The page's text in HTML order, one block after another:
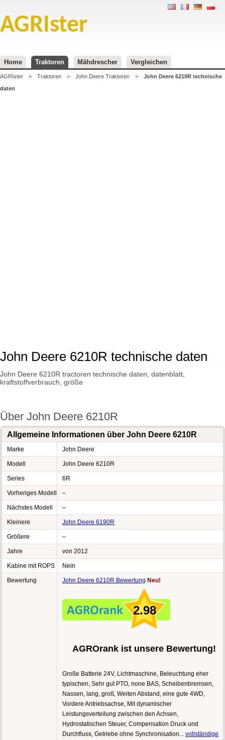
AGRIster
Home Traktoren Mähdrescher Vergleichen
AGRIster > Traktoren > John Deere Traktoren >
John Deere 6210R technische
daten
John Deere 6210R technische daten
John Deere 6210R tractoren technische daten, datenblatt,
kraftstoffverbrauch, größe
Über John Deere 6210R
Allgemeine Informationen über John Deere 6210R
Marke John Deere
Modell John Deere 6210R
Series 6R
Vorheriges Modell –
Nächstes Modell –
Kleinere John Deere 6190R
Größere –
Jahre von 2012
Kabine mit ROPS Nein
Bewertung John Deere 6210R Bewertung Neu!
2.98
AGROrank ist unsere Bewertung!
Große Batterie 24V, Lichtmaschine, Beleuchtung eher
typischen, Sehr gut PTO, none BAS, Scheibenbremsen,
Nassen, lang, groß, Weiten Abstand, eine gute 4WD,
Vordere Antriebsachse, Mit dynamischer
Leistungsverteilung zwischen den Achsen,
Hydrostatischen Steuer, Compensation Druck und
Durchfluss, Getriebe ohne Synchronisation... vollständige